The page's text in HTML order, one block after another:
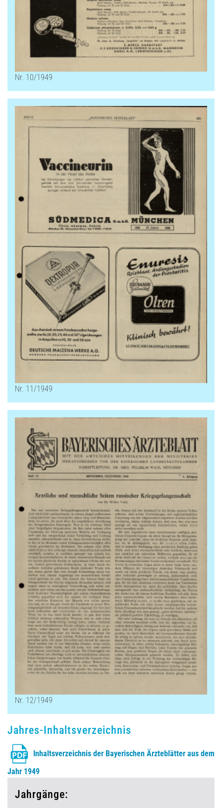
Nr. 10/1949
Nr. 11/1949
Nr. 12/1949
Jahres-Inhaltsverzeichnis
Inhaltsverzeichnis der Bayerischen Ärzteblätter aus dem
Jahr 1949
Jahrgänge: